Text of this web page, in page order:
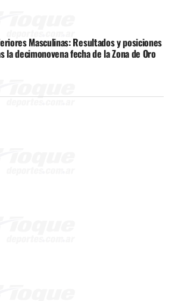
Masculinas: Resultados y posiciones
la decimonovena fecha de la Zona de Oro